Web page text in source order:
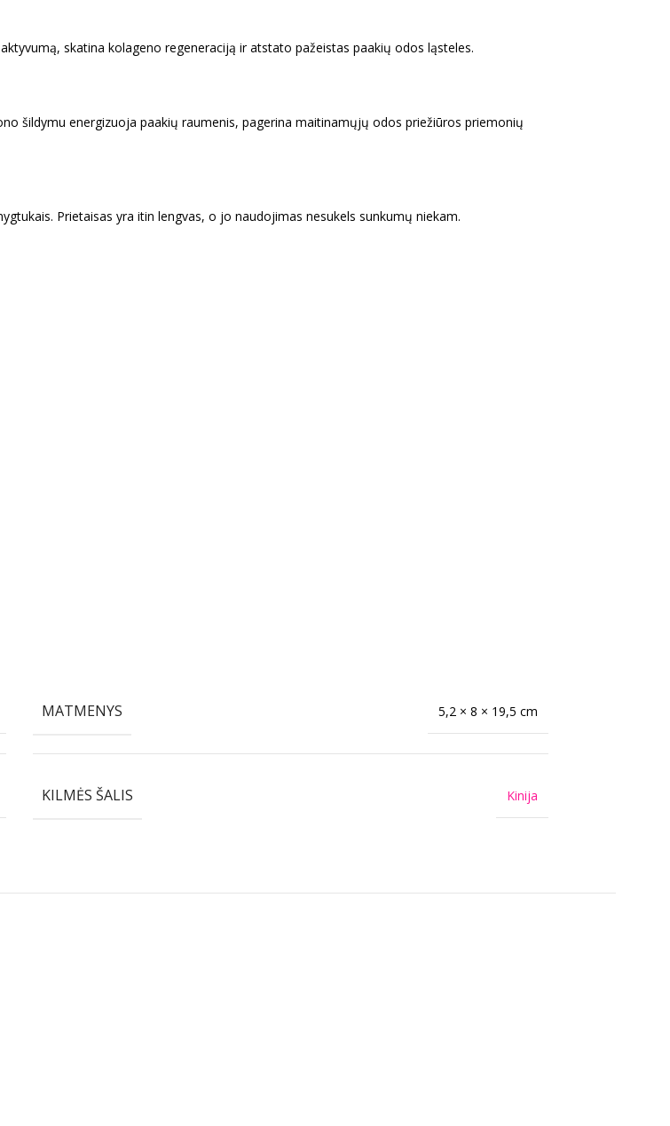
skatina kolageno regeneraciją ir atstato pažeistas paakių odos ląsteles.
šildymu energizuoja paakių raumenis, pagerina maitinamųjų odos priežiūros priemonių
Prietaisas yra itin lengvas, o jo naudojimas nesukels sunkumų niekam.
MATMENYS 5,2 × 8 × 19,5 cm
KILMĖS ŠALIS Kinija